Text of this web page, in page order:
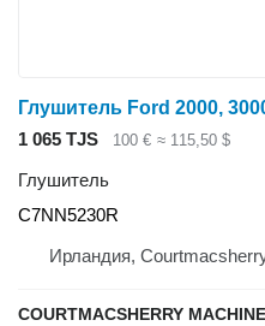
1 065 TJS 100 € ≈ 115,50 $
Глушитель
C7NN5230R
Ирландия,
COURTMACSHERRY